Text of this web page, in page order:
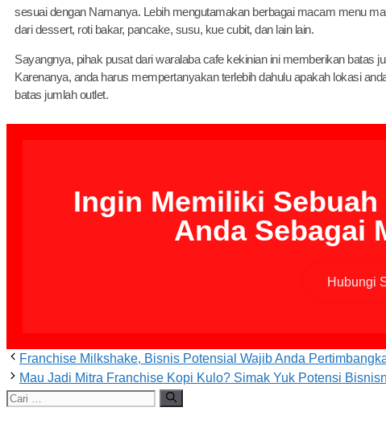
sesuai dengan Namanya. Lebih mengutamakan berbagai macam menu
dari dessert, roti bakar, pancake, susu, kue cubit, dan lain lain.
Sayangnya, pihak pusat dari waralaba cafe kekinian ini memberikan batas
Karenanya, anda harus mempertanyakan terlebih dahulu apakah lokasi
batas jumlah outlet.
Ingin Memiliki
Anda Sebagai
Hubungi
Franchise Milkshake, Bisnis Potensial Wajib Anda
Mau Jadi Mitra Franchise Kopi Kulo? Simak Yuk Potensi